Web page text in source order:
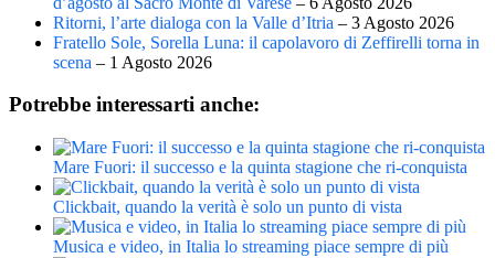
Ritorni, l’arte dialoga con la Valle d’Itria – 3 Agosto 2026
Fratello Sole, Sorella Luna: il capolavoro di Zeffirelli torna in
scena – 1 Agosto 2026
Potrebbe interessarti anche:
Mare Fuori: il successo e la quinta stagione che ri-conquista
Clickbait, quando la verità è solo un punto di vista
Musica e video, in Italia lo streaming piace sempre di più